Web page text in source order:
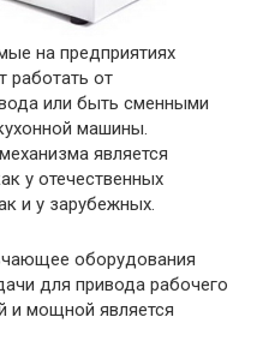
на предприятиях
работать от
или быть сменными
машины.
является
у отечественных
и у зарубежных.
оборудования
для привода рабочего
и мощной является